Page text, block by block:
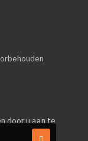
door u aan te